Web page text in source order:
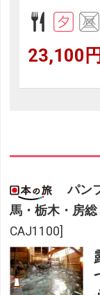
23,100
パン
馬・栃木・房
CAJ1100]